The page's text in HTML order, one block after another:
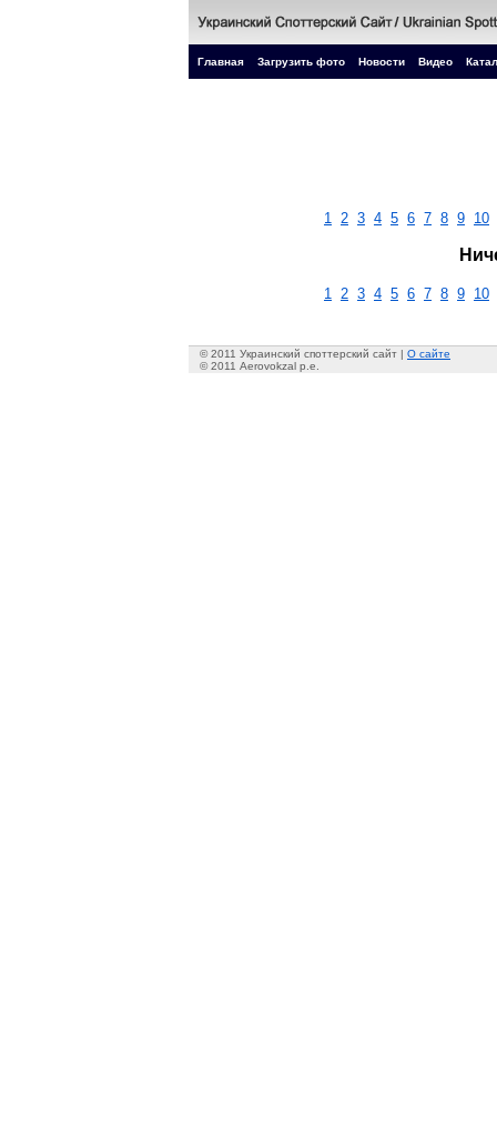
Главная Загрузить фото Новости Видео
1 2 3 4 5 6 7 8 9 10
1 2 3 4 5 6 7 8 9 10
© 2011 Украинский споттерский сайт | О сайте
© 2011 Aerovokzal p.e.